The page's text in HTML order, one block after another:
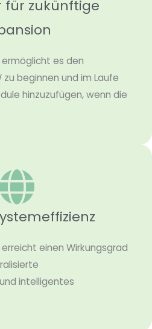
für zukünftige
es den
beginnen und im Laufe
hinzuzufügen, wenn die
einen Wirkungsgrad
intelligentes